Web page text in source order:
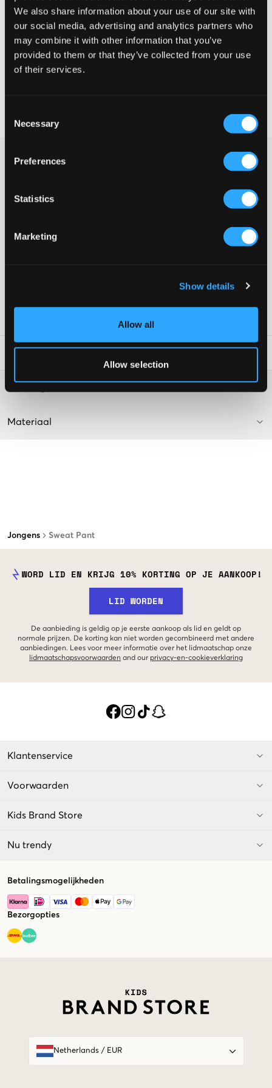
We also share information about your use of our site with
our social media, advertising and analytics partners who
may combine it with other information that you’ve
provided to them or that they’ve collected from your use
of their services.
Selection
Necessary
Preferences
Statistics
Marketing
Show details
Allow all
Allow selection
Jongens Sweat Pant
MAATTABEL
KIES EEN MAAT
Recht op herroeping binnen 60 dagen
Donkerblauwe joggingbroek van Lyle & Scott. De broek heeft een
trekkoord in de taille en boorden onderaan voor een goede
voor een eenvoudige en stijlvolle look.
Boord aan de broekspijpen
Materiaal
WORD LID EN KRIJG 10% KORTING OP JE AANKOOP!
LID WORDEN
De aanbieding is geldig op je eerste aankoop als lid en geldt op
normale prijzen. De korting kan niet worden gecombineerd met andere
aanbiedingen. Lees voor meer informatie over het lidmaatschap onze
lidmaatschapsvoorwaarden and our privacy-en-cookieverklaring
Klantenservice
Voorwaarden
Kids Brand Store
Nu trendy
Betalingsmogelijkheden
Bezorgopties
Netherlands/ EUR